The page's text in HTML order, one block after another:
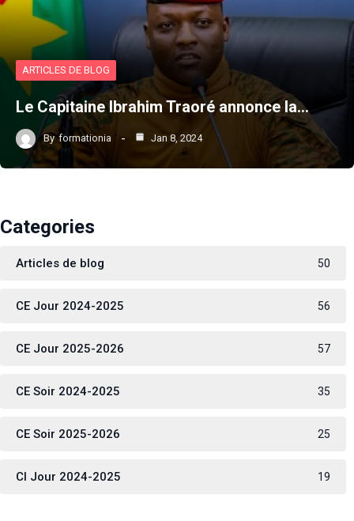
ARTICLES DE BLOG
Le Capitaine Ibrahim Traoré annonce la…
By formationia Jan 8, 2024
Categories
Articles de blog 50
CE Jour 2024-2025 56
CE Jour 2025-2026 57
CE Soir 2024-2025 35
CE Soir 2025-2026 25
CI Jour 2024-2025 19